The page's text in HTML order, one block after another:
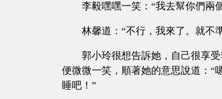
李毅嘿嘿一笑：“我去幫你們兩
林馨道：“不行，我來了。就不
郭小玲很想告訴她，自己很享
便微微一笑，順著她的意思說道：“
睡吧！”